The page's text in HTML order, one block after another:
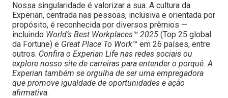
Nossa singularidade é valorizar a sua. A cultura da
Experian, centrada nas pessoas, inclusiva e orientada por
propósito, é reconhecida por diversos prêmios —
incluindo World’s Best Workplaces™ 2025 (Top 25 global
da Fortune) e Great Place To Work™ em 26 países, entre
outros. Confira o Experian Life nas redes sociais ou
explore nosso site de carreiras para entender o porquê. A
Experian também se orgulha de ser uma empregadora
que promove igualdade de oportunidades e ação
afirmativa.